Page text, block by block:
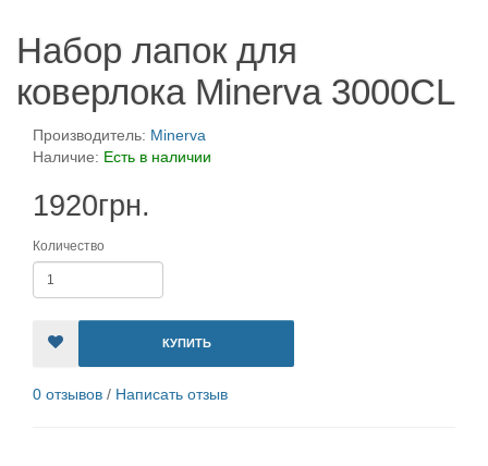
Набор лапок для
коверлока Minerva 3000CL
Производитель: Minerva
Наличие: Есть в наличии
1920грн.
Количество
КУПИТЬ
0 отзывов / Написать отзыв